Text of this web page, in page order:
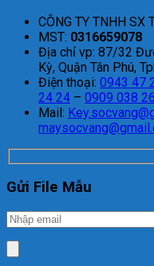
CÔNG TY TNHH SX
MST: 0316659078
Địa chỉ vp: 87/32
Kỳ, Quận Tân Phú,
Điện thoại: 0943 47
24 24 – 0909 038
Mail:
Gửi File Mẫu